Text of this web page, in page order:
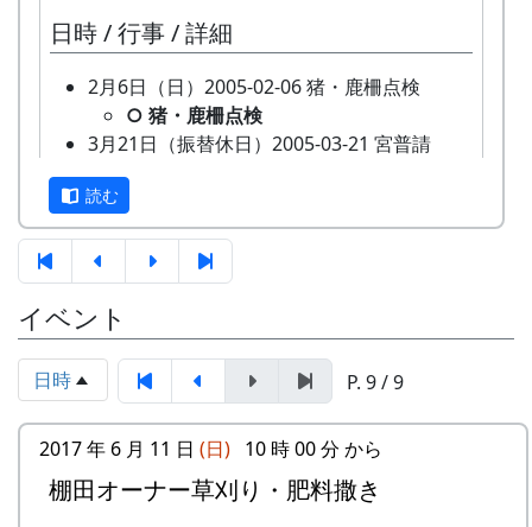
法
締
2003年3月31日までとします。ただし、
定員に満ち次第、締切らせていただきま
す。
審
査
簡単な書類審査です。原則として、早い
者勝ち。
オーナーの特典
一から十までプロの指導を受け、減農薬栽培
の米づくりを体験できます。
収穫した米を全部お持ち帰りいただけます。
（100平方メートルの収穫収量は玄米で約30
キロです。）
清流の里、岩座神地区のコシヒカリは特にお
いしいと評判です。
第、お知らせします。
ーナー募集
3月7日（日）2004-03-07 宮普請
○ 宮普請
3月14日（土）2004-03-14 棚田オーナー選考
会
★ 棚田オーナー選考会
3月28日（日）2004-03-28 クラインガルテン
の田圃の整備
○ クラインガルテンの田圃の整備
4月18日（日）2004-04-18 棚田オーナー対面
式
★ 棚田オーナー対面式
棚田オーナー（都会から米を作りに
来る人たち）と棚田保存会（岩座神
日時 / 行事 / 詳細
2月6日（日）2005-02-06 猪・鹿柵点検
○ 猪・鹿柵点検
3月21日（振替休日）2005-03-21 宮普請
○ 宮普請
4月17日（日）2005-04-17 棚田オーナー対面
式
★ 棚田オーナー対面式
棚田オーナー（都会から米を作りに
の住人）の初顔合わせ。お互いの自
己紹介やら、農業改良普及センター
の人による米作り講習会。そして区
画の抽選が行なわれる。
5月15日（日）2005-05-15 棚田オーナー田植
え祭
読む
イベント
日時 P. 9 / 9
2017 年 6 月 11 日 (日) 10 時 00 分 から
棚田オーナー草刈り・肥料撒き